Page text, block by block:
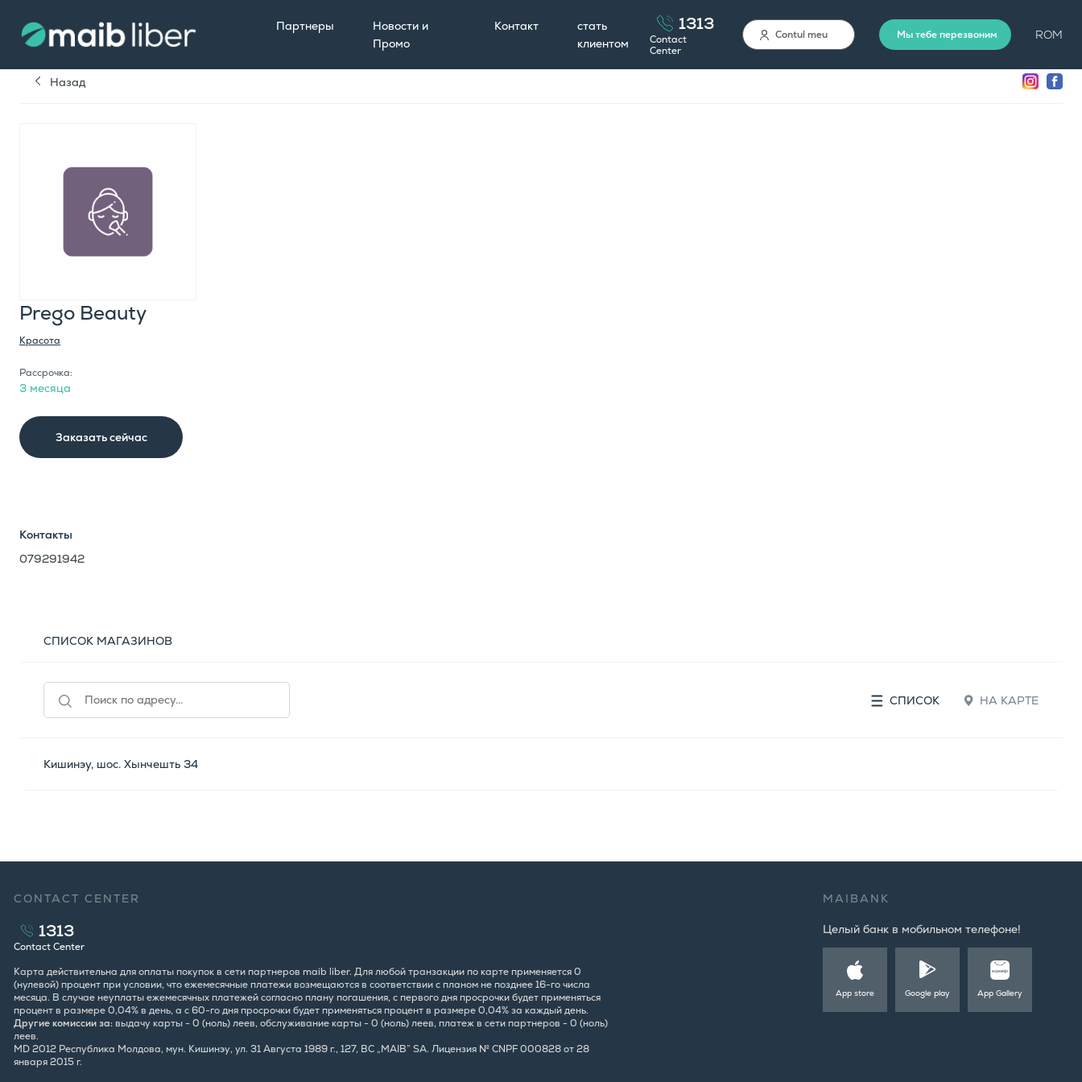
Партнеры
Новости и
Промо
Контакт
стать
клиентом
1313
Contact
Center
Contul meu Мы тебе перезвоним ROM
Назад
Prego Beauty
Красота
Рассрочка:
3 месяца
Заказать сейчас
Контакты
079291942
СПИСОК МАГАЗИНОВ
СПИСОК НА КАРТЕ
Кишинэу, шос. Хынчешть 34
CONTACT CENTER
1313
Contact Center
Карта действительна для оплаты покупок в сети партнеров maib liber. Для любой транзакции по карте применяется 0
(нулевой) процент при условии, что ежемесячные платежи возмещаются в соответствии с планом не позднее 16-го числа
месяца. В случае неуплаты ежемесячных платежей согласно плану погашения, с первого дня просрочки будет применяться
процент в размере 0,04% в день, а с 60-го дня просрочки будет применяться процент в размере 0,04% за каждый день.
Другие комиссии за:выдачу карты - 0 (ноль) леев, обслуживание карты - 0 (ноль) леев, платеж в сети партнеров - 0 (ноль)
леев.
MD 2012 Республика Молдова, мун. Кишинэу, ул. 31 Августа 1989 г., 127, BC „MAIB” SA. Лицензия № CNPF 000828 от 28
января 2015 г.
MAIBANK
Целый банк в мобильном телефоне!
App store Google play App Gallery